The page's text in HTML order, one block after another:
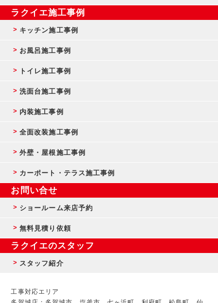
ラクイエ施工事例
キッチン施工事例
お風呂施工事例
トイレ施工事例
洗面台施工事例
内装施工事例
全面改装施工事例
外壁・屋根施工事例
カーポート・テラス施工事例
お問い合せ
ショールーム来店予約
無料見積り依頼
ラクイエのスタッフ
スタッフ紹介
工事対応エリア